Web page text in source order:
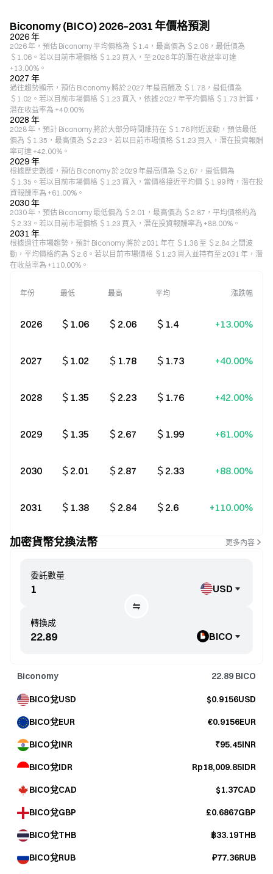
Biconomy (BICO) 2026–2031 年價格預測
2026 年
2026 年，預估 Biconomy 平均價格為 ＄1.4，最高價為 ＄2.06，最低價為
＄1.06。若以目前市場價格 ＄1.23 買入，至 2026 年的潛在收益率可達
+13.00%。
2027 年
過往趨勢顯示，預估 Biconomy 將於 2027 年最高觸及 ＄1.78，最低價為
＄1.02。若以目前市場價格 ＄1.23 買入，依據 2027 年平均價格 ＄1.73 計算，
潛在收益率為 +40.00%
2028 年
2028 年，預計 Biconomy 將於大部分時間維持在 ＄1.76 附近波動，預估最低
價為 ＄1.35，最高價為 ＄2.23。若以目前市場價格 ＄1.23 買入，潛在投資報酬
率可達 +42.00%。
2029 年
根據歷史數據，預估 Biconomy 於 2029 年最高價為 ＄2.67，最低價為
＄1.35。若以目前市場價格 ＄1.23 買入，當價格接近平均價 ＄1.99 時，潛在投
資報酬率為 +61.00%。
2030 年
2030 年，預估 Biconomy 最低價為 ＄2.01，最高價為 ＄2.87，平均價格約為
＄2.33。若以目前市場價格 ＄1.23 買入，潛在投資報酬率為 +88.00%。
2031 年
根據過往市場趨勢，預計 Biconomy 將於 2031 年在 ＄1.38 至 ＄2.84 之間波
動，平均價格約為 ＄2.6。若以目前市場價格 ＄1.23 買入並持有至 2031 年，潛
在收益率為 +110.00%。
年份 最低 最高 平均 漲跌幅
2026 ＄1.06 ＄2.06 ＄1.4 +13.00%
2027 ＄1.02 ＄1.78 ＄1.73 +40.00%
2028 ＄1.35 ＄2.23 ＄1.76 +42.00%
2029 ＄1.35 ＄2.67 ＄1.99 +61.00%
2030 ＄2.01 ＄2.87 ＄2.33 +88.00%
2031 ＄1.38 ＄2.84 ＄2.6 +110.00%
加密貨幣兌換法幣 更多內容
轉換成
BICO
委託數量
USD
Biconomy 22.89 BICO
BICO兌USD $0.9156USD
BICO兌EUR €0.9156EUR
BICO兌INR ₹95.45INR
BICO兌IDR Rp18,009.85IDR
BICO兌CAD $1.37CAD
BICO兌GBP £0.6867GBP
BICO兌THB ฿33.19THB
BICO兌RUB ₽77.36RUB